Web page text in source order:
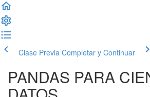
Clase Previa Completar y Continuar
PANDAS PARA